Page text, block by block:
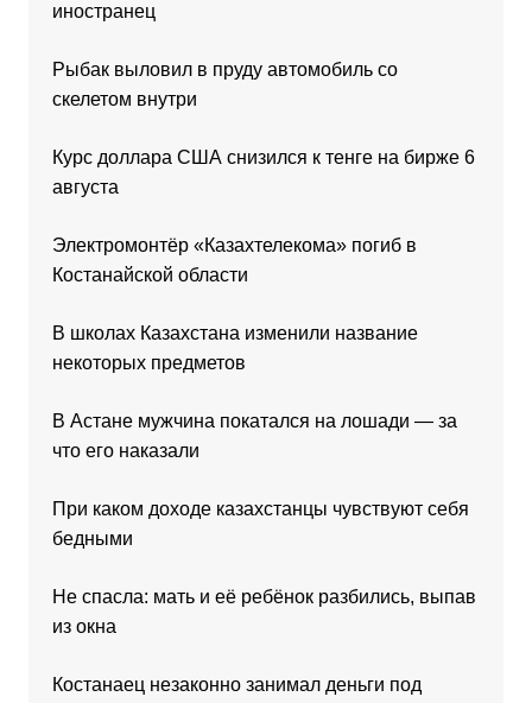
иностранец
Рыбак выловил в пруду автомобиль со
скелетом внутри
Курс доллара США снизился к тенге на бирже 6
августа
Электромонтёр «Казахтелекома» погиб в
Костанайской области
В школах Казахстана изменили название
некоторых предметов
В Астане мужчина покатался на лошади — за
что его наказали
При каком доходе казахстанцы чувствуют себя
бедными
Не спасла: мать и её ребёнок разбились, выпав
из окна
Костанаец незаконно занимал деньги под